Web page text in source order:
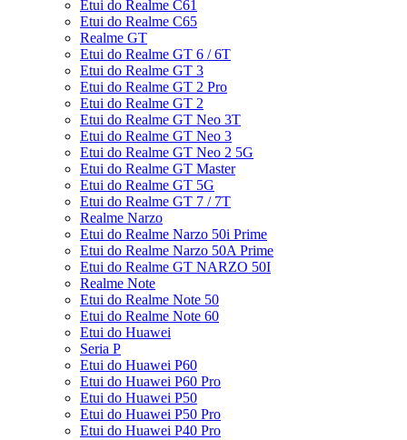
Etui do Realme C61
Etui do Realme C65
Realme GT
Etui do Realme GT 6 / 6T
Etui do Realme GT 3
Etui do Realme GT 2 Pro
Etui do Realme GT 2
Etui do Realme GT Neo 3T
Etui do Realme GT Neo 3
Etui do Realme GT Neo 2 5G
Etui do Realme GT Master
Etui do Realme GT 5G
Etui do Realme GT 7 / 7T
Realme Narzo
Etui do Realme Narzo 50i Prime
Etui do Realme Narzo 50A Prime
Etui do Realme GT NARZO 50I
Realme Note
Etui do Realme Note 50
Etui do Realme Note 60
Etui do Huawei
Seria P
Etui do Huawei P60
Etui do Huawei P60 Pro
Etui do Huawei P50
Etui do Huawei P50 Pro
Etui do Huawei P40 Pro